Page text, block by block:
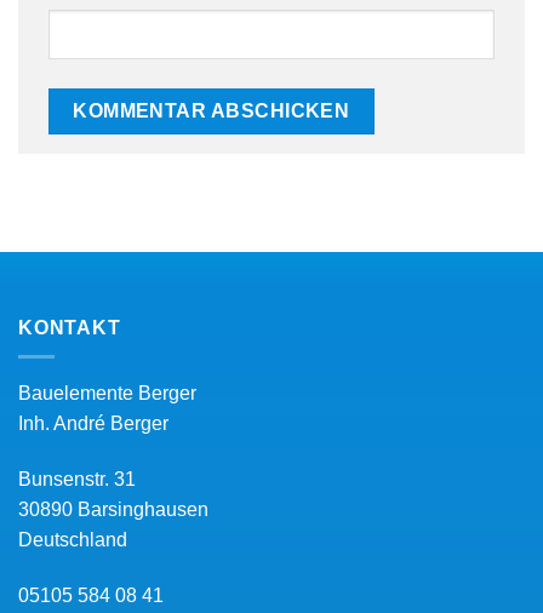
KONTAKT
Bauelemente Berger
Inh. André Berger
Bunsenstr. 31
30890 Barsinghausen
Deutschland
05105 584 08 41